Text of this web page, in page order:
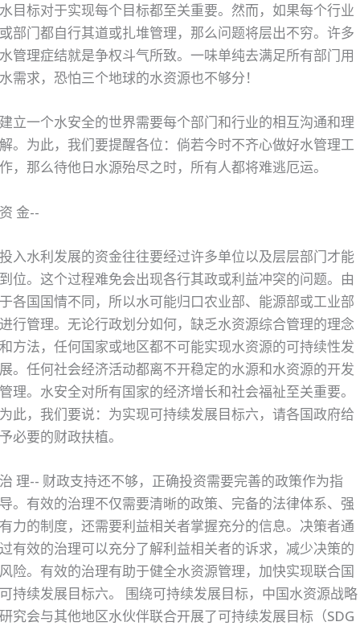
水目标对于实现每个目标都至关重要。然而，如果每个行业
或部门都自行其道或扎堆管理，那么问题将层出不穷。许多
水管理症结就是争权斗气所致。一味单纯去满足所有部门用
水需求，恐怕三个地球的水资源也不够分！
建立一个水安全的世界需要每个部门和行业的相互沟通和理
解。为此，我们要提醒各位：倘若今时不齐心做好水管理工
作，那么待他日水源殆尽之时，所有人都将难逃厄运。
资 金--
投入水利发展的资金往往要经过许多单位以及层层部门才能
到位。这个过程难免会出现各行其政或利益冲突的问题。由
于各国国情不同，所以水可能归口农业部、能源部或工业部
进行管理。无论行政划分如何，缺乏水资源综合管理的理念
和方法，任何国家或地区都不可能实现水资源的可持续性发
展。任何社会经济活动都离不开稳定的水源和水资源的开发
管理。水安全对所有国家的经济增长和社会福祉至关重要。
为此，我们要说：为实现可持续发展目标六，请各国政府给
予必要的财政扶植。
治 理-- 财政支持还不够，正确投资需要完善的政策作为指
导。有效的治理不仅需要清晰的政策、完备的法律体系、强
有力的制度，还需要利益相关者掌握充分的信息。决策者通
过有效的治理可以充分了解利益相关者的诉求，减少决策的
风险。有效的治理有助于健全水资源管理，加快实现联合国
可持续发展目标六。 围绕可持续发展目标，中国水资源战略
研究会与其他地区水伙伴联合开展了可持续发展目标（SDG